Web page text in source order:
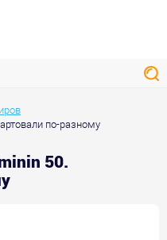
по-разному
50.